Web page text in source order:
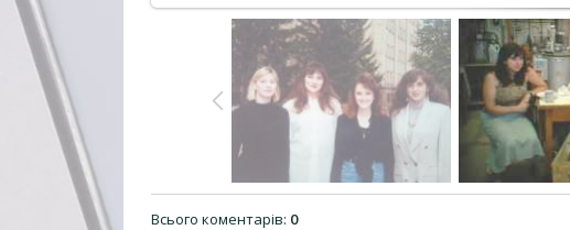
Всього коментарів: 0